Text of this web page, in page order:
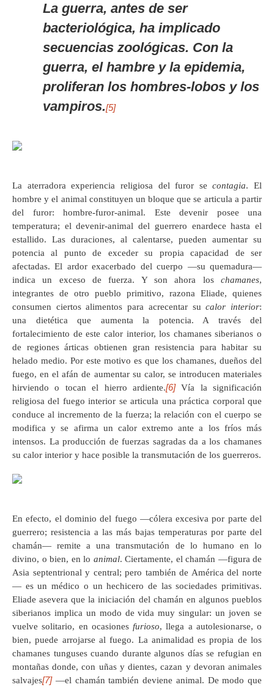
La guerra, antes de ser
bacteriológica, ha implicado
secuencias zoológicas. Con la
guerra, el hambre y la epidemia,
proliferan los hombres-lobos y los
vampiros.[5]
La aterradora experiencia religiosa del furor secontagia. El
hombre y el animal constituyen un bloque que se articula a partir
del furor: hombre-furor-animal. Este devenir posee una
temperatura; el devenir-animal del guerrero enardece hasta el
estallido. Las duraciones, al calentarse, pueden aumentar su
potencia al punto de exceder su propia capacidad de ser
afectadas. El ardor exacerbado del cuerpo —su quemadura—
indica un exceso de fuerza. Y son ahora los chamanes,
integrantes de otro pueblo primitivo, razona Eliade, quienes
consumen ciertos alimentos para acrecentar sucalor interior:
una dietética que aumenta la potencia. A través del
fortalecimiento de este calor interior, los chamanes siberianos o
de regiones árticas obtienen gran resistencia para habitar su
helado medio. Por este motivo es que los chamanes, dueños del
fuego, en el afán de aumentar su calor, se introducen materiales
hirviendo o tocan el hierro ardiente.[6]Vía la significación
religiosa del fuego interior se articula una práctica corporal que
conduce al incremento de la fuerza; la relación con el cuerpo se
modifica y se afirma un calor extremo ante a los fríos más
intensos. La producción de fuerzas sagradas da a los chamanes
su calor interior y hace posible la transmutación de los guerreros.
En efecto, el dominio del fuego —cólera excesiva por parte del
guerrero; resistencia a las más bajas temperaturas por parte del
chamán— remite a una transmutación de lo humano en lo
divino, o bien, en lo animal. Ciertamente, el chamán —figura de
Asia septentrional y central; pero también de América del norte
— es un médico o un hechicero de las sociedades primitivas.
Eliade asevera que la iniciación del chamán en algunos pueblos
siberianos implica un modo de vida muy singular: un joven se
vuelve solitario, en ocasiones furioso, llega a autolesionarse, o
bien, puede arrojarse al fuego. La animalidad es propia de los
chamanes tunguses cuando durante algunos días se refugian en
montañas donde, con uñas y dientes, cazan y devoran animales
salvajes[7]—el chamán también deviene animal. De modo que